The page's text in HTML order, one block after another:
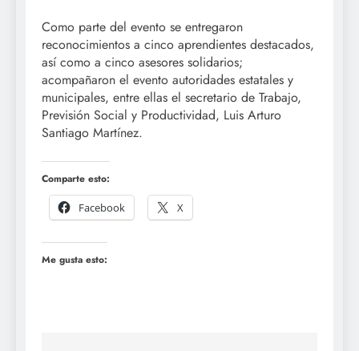
Como parte del evento se entregaron
reconocimientos a cinco aprendientes destacados,
así como a cinco asesores solidarios;
acompañaron el evento autoridades estatales y
municipales, entre ellas el secretario de Trabajo,
Previsión Social y Productividad, Luis Arturo
Santiago Martínez.
Comparte esto:
Facebook
X
Me gusta esto: